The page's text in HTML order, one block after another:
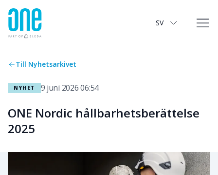
SV
Till Nyhetsarkivet
NYHET 9 juni 2026 06:54
ONE Nordic hållbarhetsberättelse
2025